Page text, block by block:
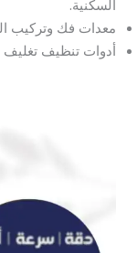
السكنية.
معدات فك وتركيب
أدوات تنظيف تغليف